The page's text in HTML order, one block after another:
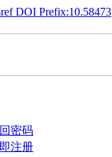
DOI Prefix:10.58473
密码
注册